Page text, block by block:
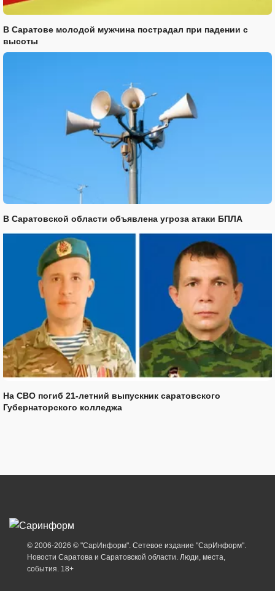
В Саратове молодой мужчина пострадал при падении с
высоты
В Саратовской области объявлена угроза атаки БПЛА
На СВО погиб 21-летний выпускник саратовского
Губернаторского колледжа
© 2006-2026 © "СарИнформ". Сетевое издание "СарИнформ".
Новости Саратова и Саратовской области. Люди, места,
события. 18+